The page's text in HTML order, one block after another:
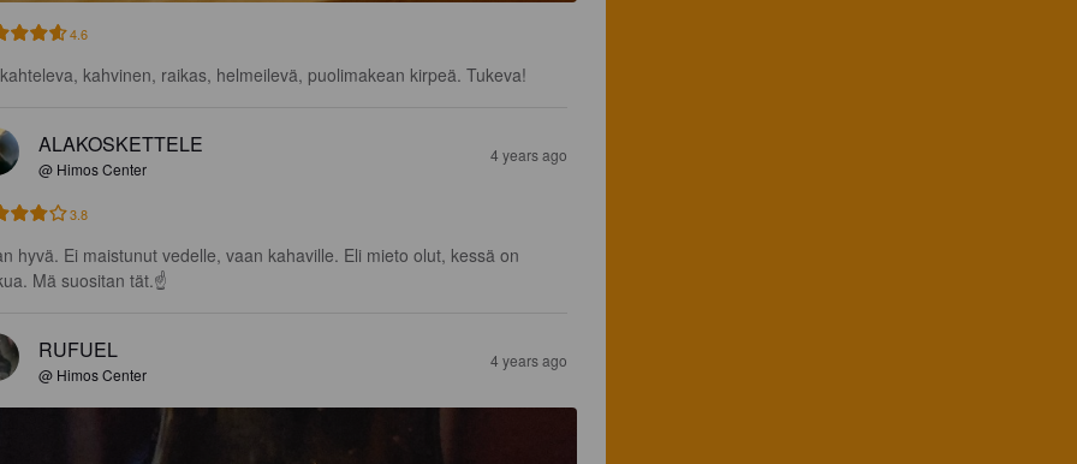
4.6
kahvinen, raikas, helmeilevä, puolimakean kirpeä. Tukeva!
ALAKOSKETTELE
@ Himos Center
4 years ago
3.8
hyvä. Ei maistunut vedelle, vaan kahaville. Eli mieto olut, kessä on
Mä suositan tät.☝
RUFUEL
@ Himos Center
4 years ago